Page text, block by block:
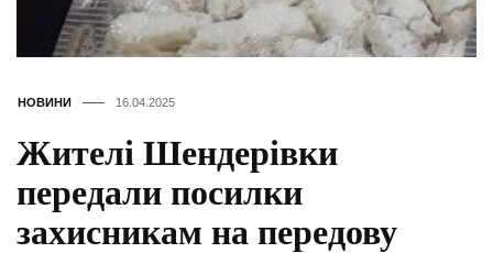
НОВИНИ 16.04.2025
Жителі Шендерівки
передали посилки
захисникам на передову